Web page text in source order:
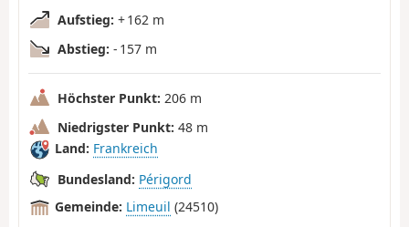
Aufstieg: + 162 m
Abstieg: - 157 m
Höchster Punkt: 206 m
Niedrigster Punkt: 48 m
Land: Frankreich
Bundesland: Périgord
Gemeinde: Limeuil (24510)